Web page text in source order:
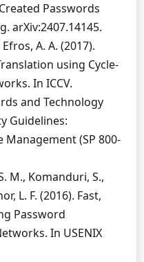
Passwords
arXiv:2407.14145.
Efros, A. A. (2017).
using Cycle-
In ICCV.
and Technology
Guidelines:
(SP 800-
M., Komanduri, S.,
L. F. (2016). Fast,
Password
In USENIX